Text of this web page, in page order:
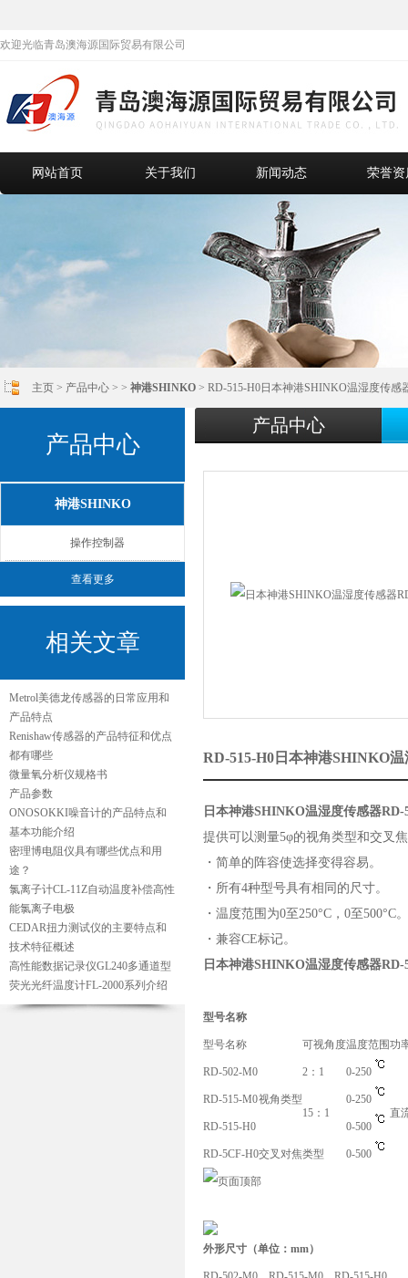
欢迎光临青岛澳海源国际贸易有限公司
网站首页 关于我们 新闻动态 荣誉资
主页 > 产品中心 > > 神港SHINKO > RD-515-H0日本神港SHINKO温湿度传感
产品中心
神港SHINKO
操作控制器
查看更多
相关文章
Metrol美德龙传感器的日常应用和
产品特点
Renishaw传感器的产品特征和优点
都有哪些
微量氧分析仪规格书
产品参数
ONOSOKKI噪音计的产品特点和
基本功能介绍
密理博电阻仪具有哪些优点和用
途？
氯离子计CL-11Z自动温度补偿高性
能氯离子电极
CEDAR扭力测试仪的主要特点和
技术特征概述
高性能数据记录仪GL240多通道型
荧光光纤温度计FL-2000系列介绍
产品中心
RD-515-H0日本神港SHINKO
日本神港SHINKO温湿度传感器RD-
提供可以测量5φ的视角类型和交叉
・简单的阵容使选择变得容易。
・所有4种型号具有相同的尺寸。
・温度范围为0至250°C，0至500°C。
・兼容CE标记。
日本神港SHINKO温湿度传感器RD-
型号名称
型号名称 可视角度温度范围功
RD-502-M0
视角类型
2：1 0-250
直
RD-515-M0
15：1
0-250
RD-515-H0 0-500
RD-5CF-H0交叉对焦类型 0-500
外形尺寸（单位：mm）